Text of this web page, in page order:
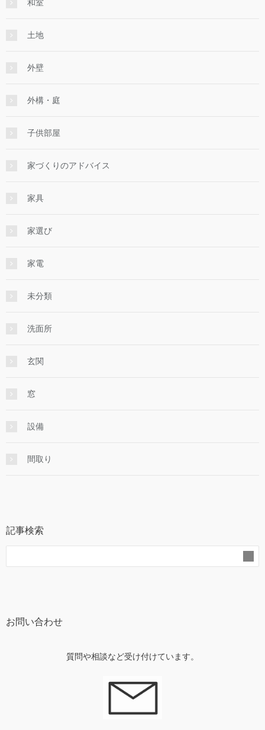
和室
土地
外壁
外構・庭
子供部屋
家づくりのアドバイス
家具
家選び
家電
未分類
洗面所
玄関
窓
設備
間取り
記事検索
お問い合わせ
質問や相談など受け付けています。